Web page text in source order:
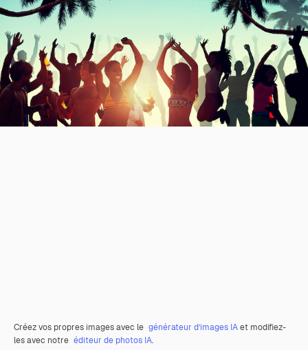
Créez vos propres images avec le générateur d’images IAet modifiez-
les avec notre éditeur de photos IA.